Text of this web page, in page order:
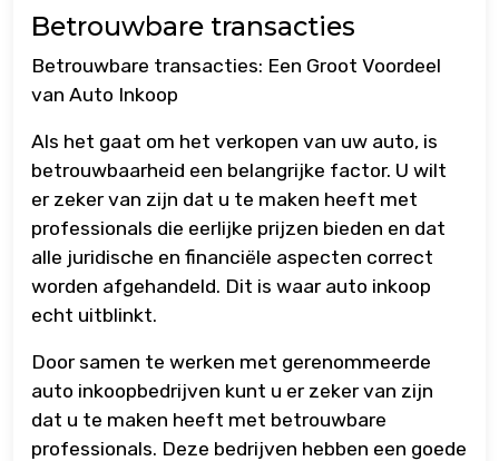
Betrouwbare transacties
Betrouwbare transacties: Een Groot Voordeel
van Auto Inkoop
Als het gaat om het verkopen van uw auto, is
betrouwbaarheid een belangrijke factor. U wilt
er zeker van zijn dat u te maken heeft met
professionals die eerlijke prijzen bieden en dat
alle juridische en financiële aspecten correct
worden afgehandeld. Dit is waar auto inkoop
echt uitblinkt.
Door samen te werken met gerenommeerde
auto inkoopbedrijven kunt u er zeker van zijn
dat u te maken heeft met betrouwbare
professionals. Deze bedrijven hebben een goede